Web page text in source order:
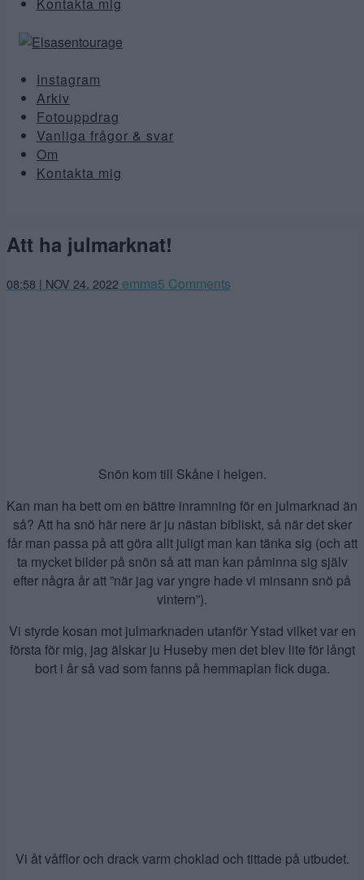
Kontakta mig
Instagram
Arkiv
Fotouppdrag
Vanliga frågor & svar
Om
Kontakta mig
Att ha julmarknat!
08:58 | NOV 24. 2022 emma5 Comments
Snön kom till Skåne i helgen.
Kan man ha bett om en bättre inramning för en julmarknad än
så? Att ha snö här nere är ju nästan bibliskt, så när det sker
får man passa på att göra allt juligt man kan tänka sig (och att
ta mycket bilder på snön så att man kan påminna sig själv
efter några år att ”när jag var yngre hade vi minsann snö på
vintern”).
Vi styrde kosan mot julmarknaden utanför Ystad vilket var en
första för mig, jag älskar ju Huseby men det blev lite för långt
bort i år så vad som fanns på hemmaplan fick duga.
Vi åt våfflor och drack varm choklad och tittade på utbudet.